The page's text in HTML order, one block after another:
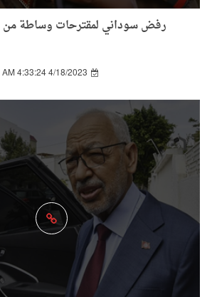
رفض سوداني لمقترحات وساطة من
4/18/2023 4:33:24 AM